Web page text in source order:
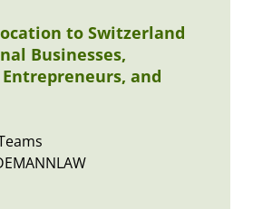
to Switzerland
Businesses,
and